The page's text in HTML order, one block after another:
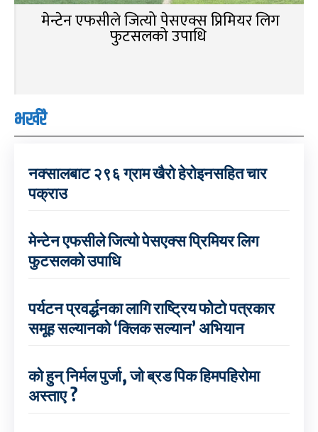
मेन्टेन एफसीले जित्यो पेसएक्स प्रिमियर लिग
फुटसलको उपाधि
भर्खरै
नक्सालबाट २९६ ग्राम खैरो हेरोइनसहित चार
पक्राउ
मेन्टेन एफसीले जित्यो पेसएक्स प्रिमियर लिग
फुटसलको उपाधि
पर्यटन प्रवर्द्धनका लागि राष्ट्रिय फोटो पत्रकार
समूह सल्यानको ‘क्लिक सल्यान’ अभियान
को हुन् निर्मल पुर्जा, जो ब्रड पिक हिमपहिरोमा
अस्ताए ?